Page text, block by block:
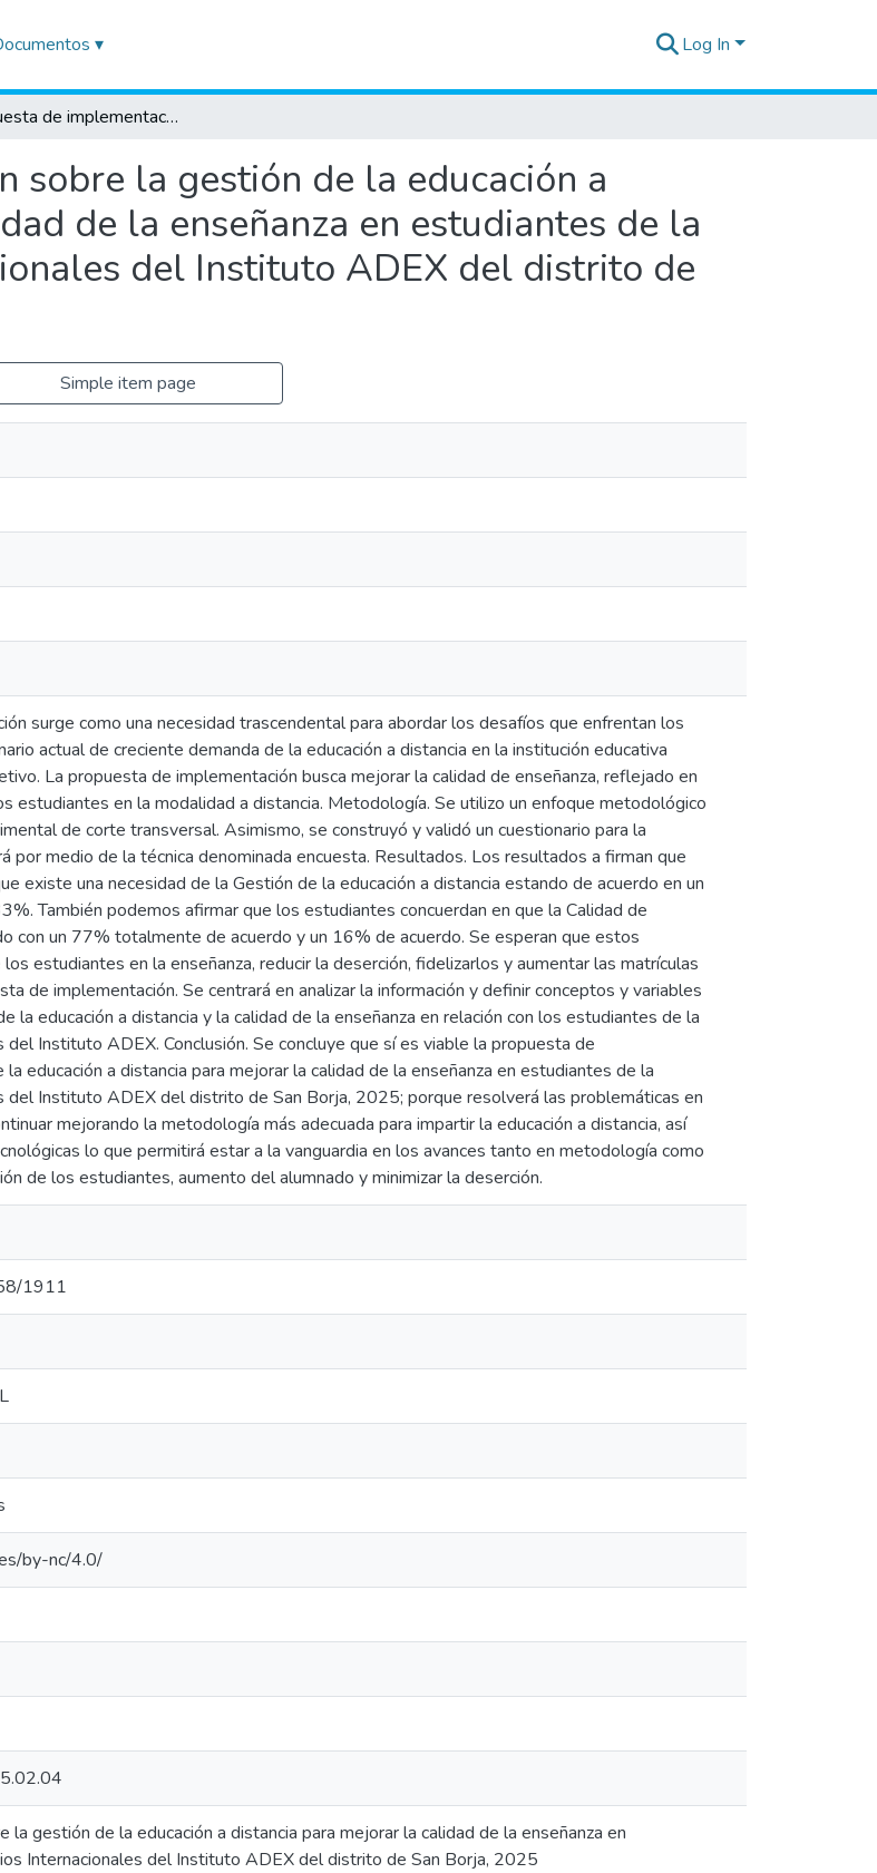
▾ Log In
Propuesta de implementación sobre la gestión de la educación a distancia para mejorar la calidad de la enseñanza en estudiantes de la carrera de Negocios Internacionales del Instituto ADEX del distrito de San Borja, 2025
sobre la gestión de la educación a
de la enseñanza en estudiantes de la
del Instituto ADEX del distrito de
Simple item page
surge como una necesidad trascendental para abordar los desafíos que enfrentan los
actual de creciente demanda de la educación a distancia en la institución educativa
La propuesta de implementación busca mejorar la calidad de enseñanza, reflejado en
estudiantes en la modalidad a distancia. Metodología. Se utilizo un enfoque metodológico
de corte transversal. Asimismo, se construyó y validó un cuestionario para la
por medio de la técnica denominada encuesta. Resultados. Los resultados a firman que
existe una necesidad de la Gestión de la educación a distancia estando de acuerdo en un
También podemos afirmar que los estudiantes concuerdan en que la Calidad de
con un 77% totalmente de acuerdo y un 16% de acuerdo. Se esperan que estos
estudiantes en la enseñanza, reducir la deserción, fidelizarlos y aumentar las matrículas
de implementación. Se centrará en analizar la información y definir conceptos y variables
la educación a distancia y la calidad de la enseñanza en relación con los estudiantes de la
Instituto ADEX. Conclusión. Se concluye que sí es viable la propuesta de
educación a distancia para mejorar la calidad de la enseñanza en estudiantes de la
del Instituto ADEX del distrito de San Borja, 2025; porque resolverá las problemáticas en
mejorando la metodología más adecuada para impartir la educación a distancia, así
lo que permitirá estar a la vanguardia en los avances tanto en metodología como
de los estudiantes, aumento del alumnado y minimizar la deserción.
1911
by-nc/4.0/
gestión de la educación a distancia para mejorar la calidad de la enseñanza en
Internacionales del Instituto ADEX del distrito de San Borja, 2025